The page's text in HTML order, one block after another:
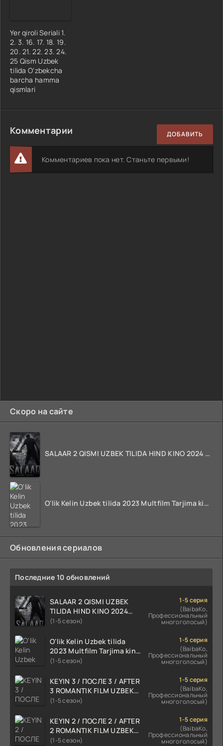
Скоро на сайте
SALAAR 2 QISMI UZBEK TILIDA HIND KINO 2024 TARJIMA 720p HD Skachat
O'lik Kelin Uzbek tilida 2023 Multfilm Tarjima kino skachat
Обновления сериалов
Последние 10 обновлений
SALAAR 2 QISMI UZBEK
TILIDA HIND KINO 2024
TARJIMA 720p HD Skachat
(1-5 сезон)
1-5 серия
(BaibaKo,
Профессиональный
многоголосый)
O'lik Kelin Uzbek tilida
2023 Multfilm Tarjima kino
skachat
(1-5 сезон)
1-5 серия
(BaibaKo,
Профессиональный
многоголосый)
KEYIN 3 / ПОСЛЕ 3 / AFTER
3 ROMANTIK FILM UZBEK
TILIDA 2021 TARJIMA FILM
(1-5 сезон)
1-5 серия
(BaibaKo,
Профессиональный
многоголосый)
KEYIN 2 / ПОСЛЕ 2 / AFTER
2 ROMANTIK FILM UZBEK
TILIDA 2020 TARJIMA FILM
(1-5 сезон)
1-5 серия
(BaibaKo,
Профессиональный
многоголосый)
Yer qiroli Seriali 1.
2. 3. 16. 17. 18. 19.
20. 21. 22. 23. 24.
25 Qism Uzbek
tilida O'zbekcha
barcha hamma
qismlari
Комментарии ДОБАВИТЬ
Комментариев пока нет. Станьте первыми!